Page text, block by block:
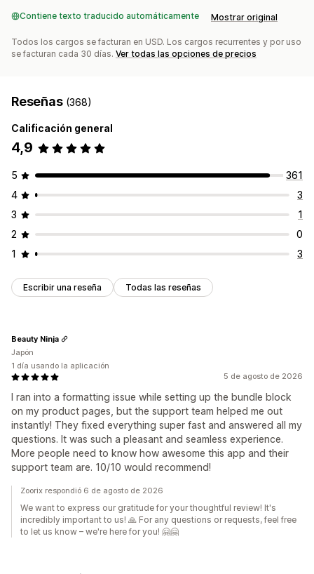
Contiene texto traducido automáticamente Mostrar original
Todos los cargos se facturan en USD. Los cargos recurrentes y por uso
se facturan cada 30 días. Ver todas las opciones de precios
Reseñas (368)
Calificación general
4,9
5
361
4
3
3
1
2
0
1
3
Escribir una reseña Todas las reseñas
5 de agosto de 2026
I ran into a formatting issue while setting up the bundle block
on my product pages, but the support team helped me out
instantly! They fixed everything super fast and answered all my
questions. It was such a pleasant and seamless experience.
More people need to know how awesome this app and their
support team are. 10/10 would recommend!
Beauty Ninja
Japón
1 día usando la aplicación
Zoorix respondió 6 de agosto de 2026
We want to express our gratitude for your thoughtful review! It's
incredibly important to us! 🙏 For any questions or requests, feel free
to let us know – we're here for you! 🤗🤗